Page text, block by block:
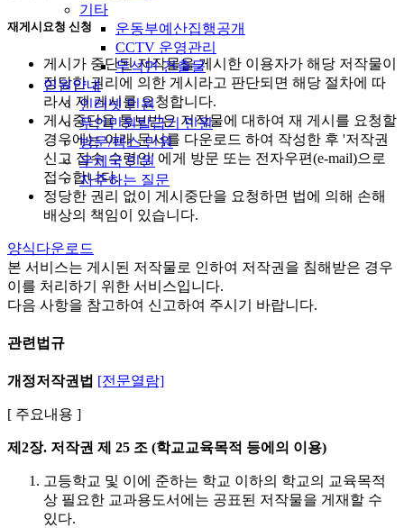
기타
운동부예산집행공개
CCTV 운영관리
무석면 건출물
민원안내
인터넷 민원
무인민원발급기 민원
방문/팩스 민원
우체국 민원
자주하는 질문
재게시요청 신청
게시가 중단된 저작물을 게시한 이용자가 해당 저작물이
정당한 권리에 의한 게시라고 판단되면 해당 절차에 따
라서 재 게시를 요청합니다.
게시중단을 통보받은 저작물에 대하여 재 게시를 요청할
경우에는 아래 문서를 다운로드 하여 작성한 후 '저작권
신고 접수 수령인' 에게 방문 또는 전자우편(e-mail)으로
접수합니다.
정당한 권리 없이 게시중단을 요청하면 법에 의해 손해
배상의 책임이 있습니다.
양식다운로드
본 서비스는 게시된 저작물로 인하여 저작권을 침해받은 경우
이를 처리하기 위한 서비스입니다.
다음 사항을 참고하여 신고하여 주시기 바랍니다.
관련법규
개정저작권법 [전문열람]
[ 주요내용 ]
제2장. 저작권 제 25 조 (학교교육목적 등에의 이용)
고등학교 및 이에 준하는 학교 이하의 학교의 교육목적
상 필요한 교과용도서에는 공표된 저작물을 게재할 수
있다.